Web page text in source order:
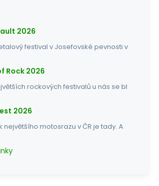
2026
festival v Josefovské pevnosti v
Rock 2026
rockových festivalů u nás se bl
2026
největšího motosrazu v ČR je tady. A